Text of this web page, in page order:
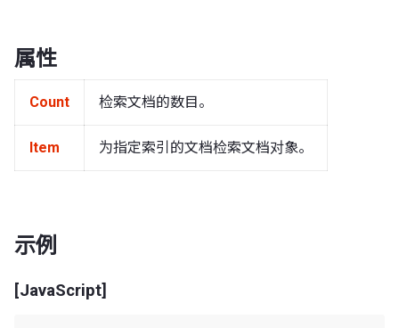
属性
Count 检索文档的数目。
Item 为指定索引的文档检索文档对象。
示例
[JavaScript]